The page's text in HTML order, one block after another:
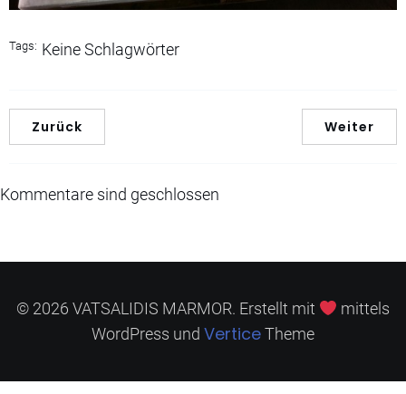
Tags: Keine Schlagwörter
Zurück Weiter
Kommentare sind geschlossen
© 2026 VATSALIDIS MARMOR. Erstellt mit
mittels
WordPress und VerticeTheme